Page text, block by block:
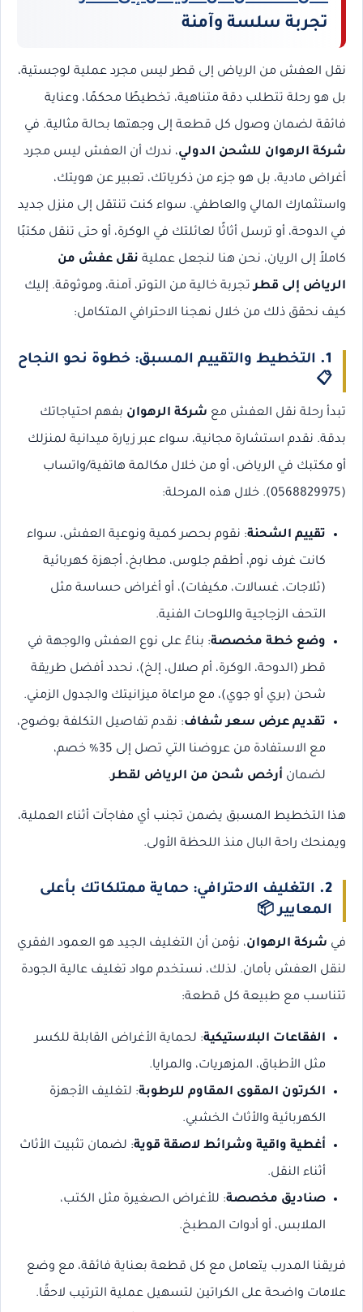
تجربة سلسة وآمنة
نقل العفش من الرياض إلى قطر ليس مجرد عملية لوجستية،
بل هو رحلة تتطلب دقة متناهية، تخطيطًا محكمًا، وعناية
فائقة لضمان وصول كل قطعة إلى وجهتها بحالة مثالية. في
شركة الرهوان للشحن الدولي، ندرك أن العفش ليس مجرد
أغراض مادية، بل هو جزء من ذكرياتك، تعبير عن هويتك،
واستثمارك المالي والعاطفي. سواء كنت تنتقل إلى منزل جديد
في الدوحة، أو ترسل أثاثًا لعائلتك في الوكرة، أو حتى تنقل مكتبًا
كاملاً إلى الريان، نحن هنا لنجعل عملية نقل عفش من
الرياض إلى قطرتجربة خالية من التوتر، آمنة، وموثوقة. إليك
كيف نحقق ذلك من خلال نهجنا الاحترافي المتكامل:
1.
التخطيط والتقييم المسبق: خطوة نحو النجاح
📋
تبدأ رحلة نقل العفش مع شركة الرهوان بفهم احتياجاتك
بدقة. نقدم استشارة مجانية، سواء عبر زيارة ميدانية لمنزلك
أو مكتبك في الرياض، أو من خلال مكالمة هاتفية/واتساب
(0568829975). خلال هذه المرحلة:
تقييم الشحنة: نقوم بحصر كمية ونوعية العفش، سواء
كانت غرف نوم، أطقم جلوس، مطابخ، أجهزة كهربائية
(ثلاجات، غسالات، مكيفات)، أو أغراض حساسة مثل
التحف الزجاجية واللوحات الفنية.
وضع خطة مخصصة: بناءً على نوع العفش والوجهة في
قطر (الدوحة، الوكرة، أم صلال، إلخ)، نحدد أفضل طريقة
شحن (بري أو جوي)، مع مراعاة ميزانيتك والجدول الزمني.
تقديم عرض سعر شفاف: نقدم تفاصيل التكلفة بوضوح،
مع الاستفادة من عروضنا التي تصل إلى 35% خصم،
لضمان أرخص شحن من الرياض لقطر.
هذا التخطيط المسبق يضمن تجنب أي مفاجآت أثناء العملية،
ويمنحك راحة البال منذ اللحظة الأولى.
2.
التغليف الاحترافي: حماية ممتلكاتك بأعلى
المعايير📦
في شركة الرهوان، نؤمن أن التغليف الجيد هو العمود الفقري
لنقل العفش بأمان. لذلك، نستخدم مواد تغليف عالية الجودة
تتناسب مع طبيعة كل قطعة:
الفقاعات البلاستيكية: لحماية الأغراض القابلة للكسر
مثل الأطباق، المزهريات، والمرايا.
الكرتون المقوى المقاوم للرطوبة: لتغليف الأجهزة
الكهربائية والأثاث الخشبي.
أغطية واقية وشرائط لاصقة قوية: لضمان تثبيت الأثاث
أثناء النقل.
صناديق مخصصة: للأغراض الصغيرة مثل الكتب،
الملابس، أو أدوات المطبخ.
فريقنا المدرب يتعامل مع كل قطعة بعناية فائقة، مع وضع
علامات واضحة على الكراتين لتسهيل عملية الترتيب لاحقًا.